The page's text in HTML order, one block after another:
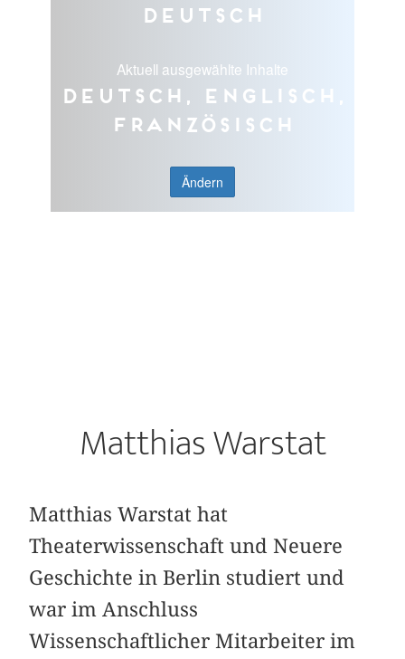
Deutsch
Aktuell ausgewählte Inhalte
Deutsch, Englisch,
Französisch
Ändern
Matthias Warstat
Matthias Warstat hat
Theaterwissenschaft und Neuere
Geschichte in Berlin studiert und
war im Anschluss
Wissenschaftlicher Mitarbeiter im